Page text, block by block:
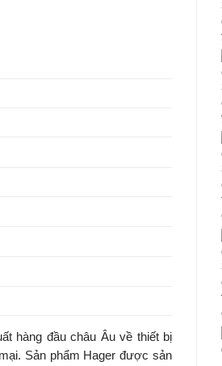
hàng đầu châu Âu về thiết bị
Sản phẩm Hager được sản